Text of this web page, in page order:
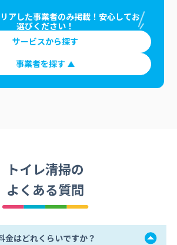
アした事業者のみ掲載！安心してお
選びください！
サービスから探す
事業者を探す
トイレ清掃の
よくある質問
金はどれくらいですか？